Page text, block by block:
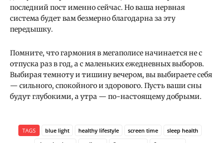
последний пост именно сейчас. Но ваша нервная
система будет вам безмерно благодарна за эту
передышку.
Помните, что гармония в мегаполисе начинается не с
отпуска раз в год, а с маленьких ежедневных выборов.
Выбирая темноту и тишину вечером, вы выбираете себя
— сильного, спокойного и здорового. Пусть ваши сны
будут глубокими, а утра — по-настоящему добрыми.
TAGS blue light healthy lifestyle screen time
sleep health